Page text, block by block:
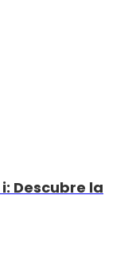
Descubre la